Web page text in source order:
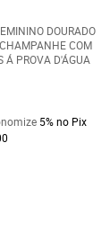
DOURADO
COM
Á PROVA D'ÁGUA
5% no Pix